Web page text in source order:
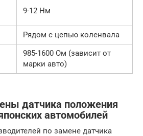
9-12 Нм
Рядом с цепью коленвала
985-1600 Ом (зависит от
марки авто)
датчика положения
автомобилей
по замене датчика